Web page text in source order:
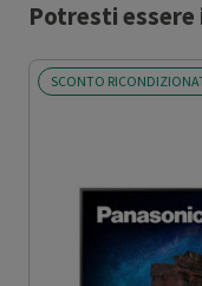
Potresti essere
SCONTO